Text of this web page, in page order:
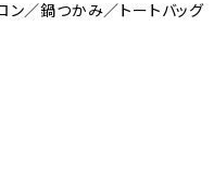
／鍋つかみ／トートバッグ